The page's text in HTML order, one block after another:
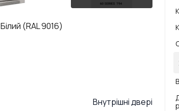
Білий (RAL 9016)
Внутрішні двері